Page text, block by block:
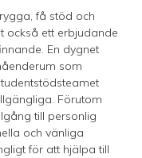
få stöd och
också ett erbjudande
En dygnet
som
Förutom
till personlig
och vänliga
för att hjälpa till